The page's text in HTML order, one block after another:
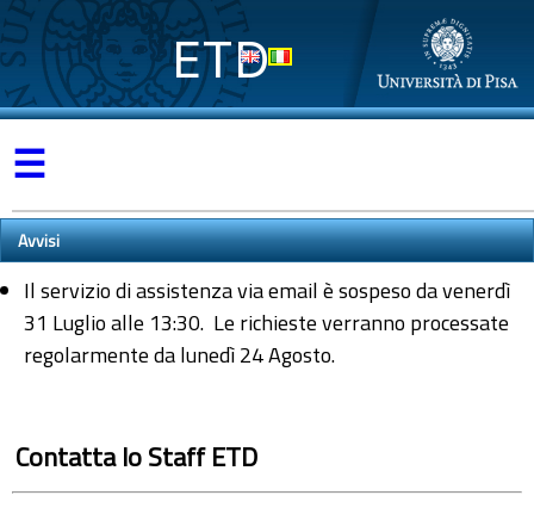
ETD
☰
Avvisi
Il servizio di assistenza via email è sospeso da venerdì
31 Luglio alle 13:30. Le richieste verranno processate
regolarmente da lunedì 24 Agosto.
Contatta lo Staff ETD